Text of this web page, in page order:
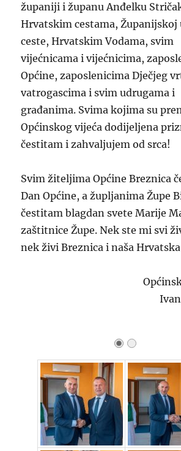
županiji i županu Anđelku
Hrvatskim cestama, Županijskoj
ceste, Hrvatskim Vodama, svim
vijećnicama i vijećnicima,
Općine, zaposlenicima Dječjeg
vatrogascima i svim udrugama i
građanima. Svima kojima su
Općinskog vijeća dodijeljena
čestitam i zahvaljujem od srca!
Svim žiteljima Općine Breznica
Dan Općine, a župljanima Župe
čestitam blagdan svete Marije
zaštitnice Župe. Nek ste mi svi
nek živi Breznica i naša